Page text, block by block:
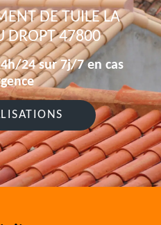
DE TUILE LA
DROPT 47800
24 sur 7j/7 en cas